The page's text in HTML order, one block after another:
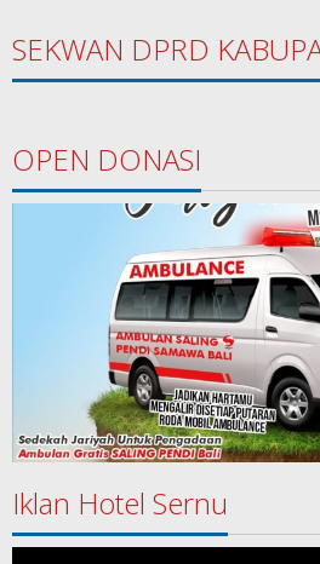
SEKWAN DPRD
OPEN DONASI
Iklan Hotel Sernu